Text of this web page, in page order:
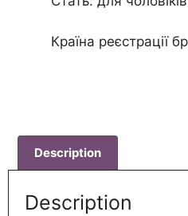
Країна реєстрації
Description
Description